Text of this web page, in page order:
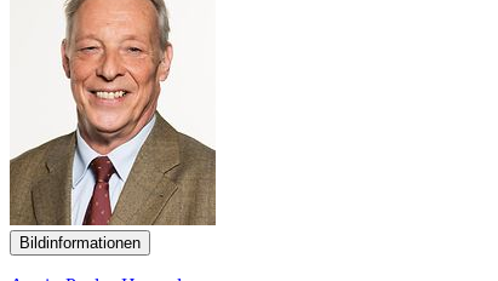
Bildinformationen